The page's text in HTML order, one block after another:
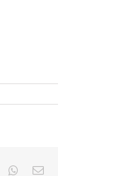
Twitter Whatsapp
Email